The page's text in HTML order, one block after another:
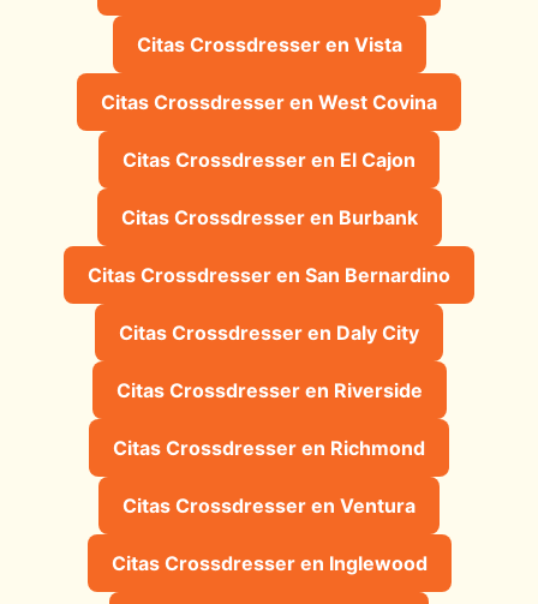
Citas Crossdresser en Vista
Citas Crossdresser en West Covina
Citas Crossdresser en El Cajon
Citas Crossdresser en Burbank
Citas Crossdresser en San Bernardino
Citas Crossdresser en Daly City
Citas Crossdresser en Riverside
Citas Crossdresser en Richmond
Citas Crossdresser en Ventura
Citas Crossdresser en Inglewood